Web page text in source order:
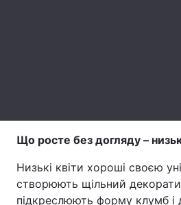
Що росте без догляду –
Низькі квіти хороші своєю
створюють щільний
підкреслюють форму клумб і